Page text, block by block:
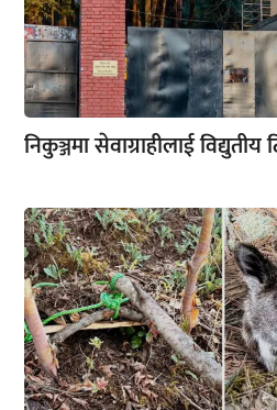
निकुञ्जमा सेवाग्राहीलाई विद्युतीय